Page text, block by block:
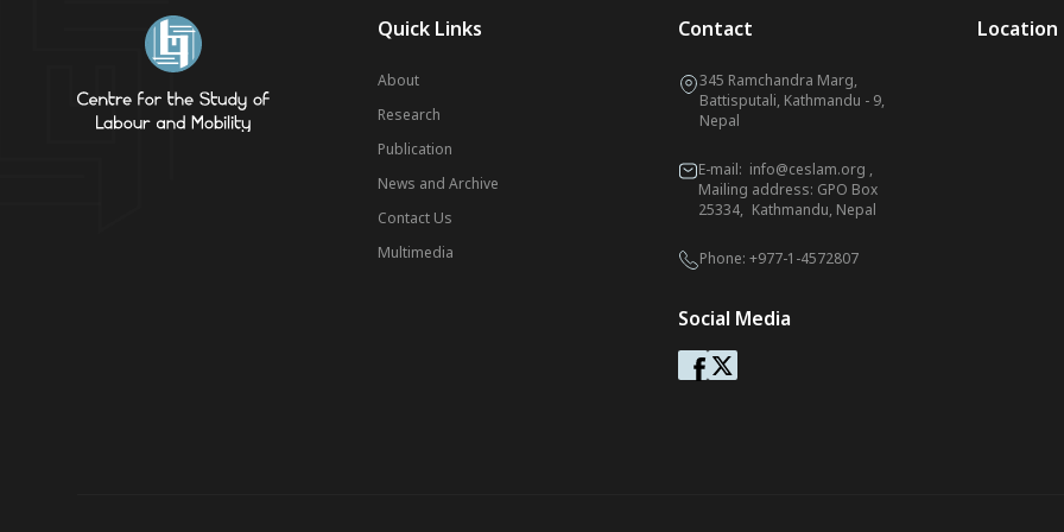
Quick Links
About
Research
Publication
News and Archive
Contact Us
Multimedia
Contact
345 Ramchandra Marg,
Battisputali, Kathmandu - 9,
Nepal
E-mail: info@ceslam.org ,
Mailing address: GPO Box
25334, Kathmandu, Nepal
Phone: +977-1-4572807
Social Media
Location